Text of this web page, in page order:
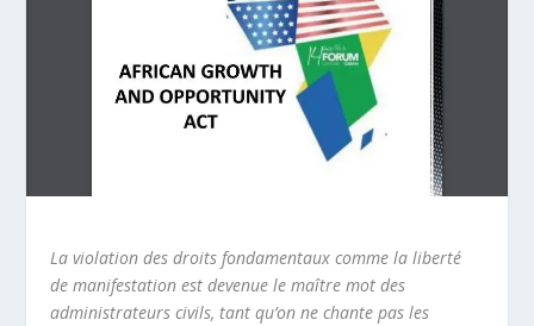
La violation des droits fondamentaux comme la liberté
de manifestation est devenue le maître mot des
administrateurs civils, tant qu’on ne chante pas les